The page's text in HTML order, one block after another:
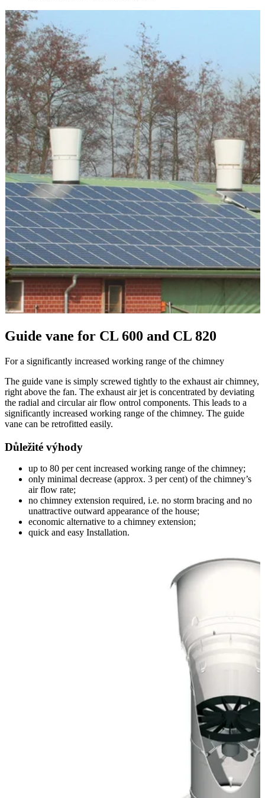
Guide vane for CL 600 and CL 820
For a significantly increased working range of the chimney
The guide vane is simply screwed tightly to the exhaust air chimney,
right above the fan. The exhaust air jet is concentrated by deviating
the radial and circular air flow ontrol components. This leads to a
significantly increased working range of the chimney. The guide
vane can be retrofitted easily.
Důležité výhody
up to 80 per cent increased working range of the chimney;
only minimal decrease (approx. 3 per cent) of the chimney’s
air flow rate;
no chimney extension required, i.e. no storm bracing and no
unattractive outward appearance of the house;
economic alternative to a chimney extension;
quick and easy Installation.